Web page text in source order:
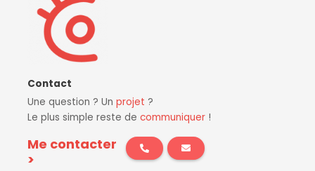
Contact
Une question ? Unprojet ?
Le plus simple reste decommuniquer !
Me contacter
>